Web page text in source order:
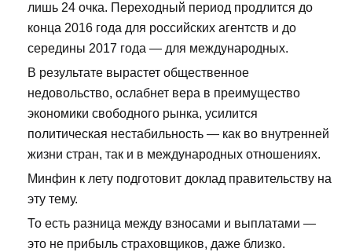
лишь 24 очка. Переходный период продлится до
конца 2016 года для российских агентств и до
середины 2017 года — для международных.
В результате вырастет общественное
недовольство, ослабнет вера в преимущество
экономики свободного рынка, усилится
политическая нестабильность — как во внутренней
жизни стран, так и в международных отношениях.
Минфин к лету подготовит доклад правительству на
эту тему.
То есть разница между взносами и выплатами —
это не прибыль страховщиков, даже близко.